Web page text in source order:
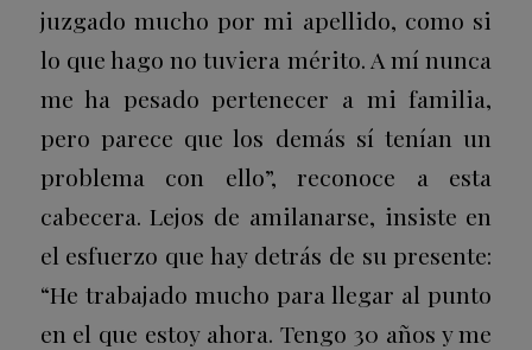
juzgado mucho por mi apellido, como si
lo que hago no tuviera mérito. A mínunca
me ha pesado pertenecer a mi familia,
pero parece que los demás sí tenían un
problema con ello”, reconoce a esta
cabecera. Lejos de amilanarse, insiste en
el esfuerzo que hay detrás de su presente:
“He trabajado mucho para llegar al punto
en el que estoy ahora. Tengo 30 años y me